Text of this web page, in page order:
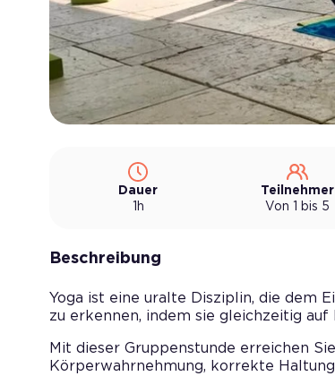
Dauer
1h
Teilnehmer
Von 1 bis 5
Beschreibung
Yoga ist eine uralte Disziplin, die dem
zu erkennen, indem sie gleichzeitig
Mit dieser Gruppenstunde erreichen
Körperwahrnehmung, korrekte